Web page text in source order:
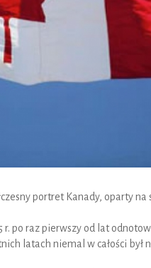
portret Kanady, oparty
po raz pierwszy od lat
latach niemal w całości był